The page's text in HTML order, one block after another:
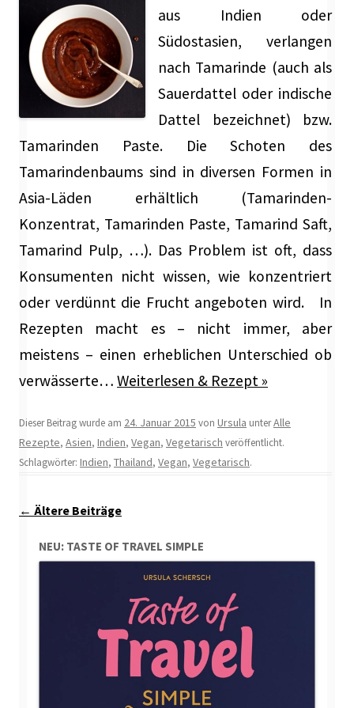
aus Indien oder
Südostasien, verlangen
nach Tamarinde (auch als
Sauerdattel oder indische
Dattel bezeichnet) bzw.
Tamarinden Paste. Die Schoten des
Tamarindenbaums sind in diversen Formen in
Asia-Läden erhältlich (Tamarinden-
Konzentrat, Tamarinden Paste, Tamarind Saft,
Tamarind Pulp, …). Das Problem ist oft, dass
Konsumenten nicht wissen, wie konzentriert
oder verdünnt die Frucht angeboten wird. In
Rezepten macht es – nicht immer, aber
meistens – einen erheblichen Unterschied ob
verwässerte… Weiterlesen & Rezept »
Dieser Beitrag wurde am 24. Januar 2015 von Ursula unterAlle
Rezepte, Asien, Indien, Vegan, Vegetarisch veröffentlicht.
Schlagwörter: Indien, Thailand, Vegan, Vegetarisch.
Beitragsnavigation
← Ältere Beiträge
NEU: TASTE OF TRAVEL SIMPLE